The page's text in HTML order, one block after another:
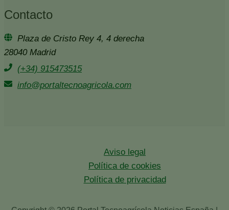
Contacto
Plaza de Cristo Rey 4, 4 derecha
28040 Madrid
(+34) 915473515
info@portaltecnoagricola.com
Aviso legal
Política de cookies
Política de privacidad